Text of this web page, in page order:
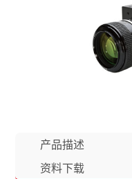
产品描述
资料下载